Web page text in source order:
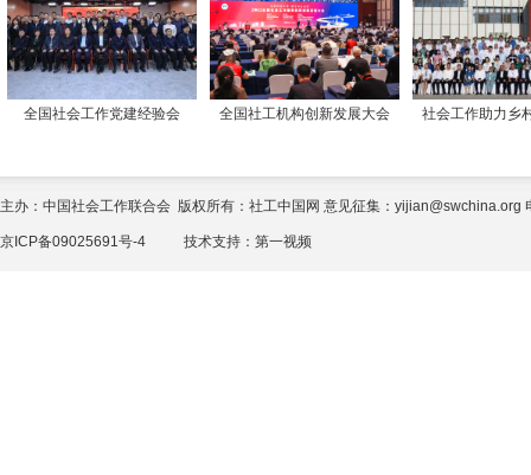
全国社会工作党建经验会 全国社工机构创新发展大会 社会工作助力乡
主办：中国社会工作联合会 版权所有：社工中国网 意见征集：yijian@swchina.org
京ICP备09025691号-4 技术支持： 第一视频